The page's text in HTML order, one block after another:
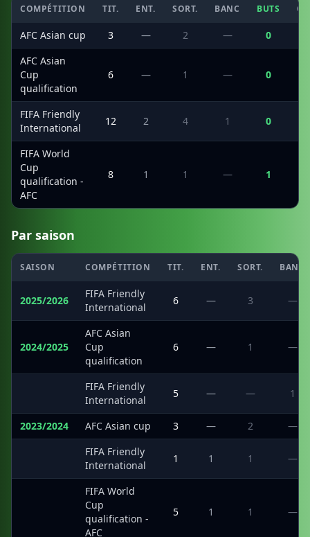
COMPÉTITION TIT. ENT. SORT. BANC BUTS
AFC Asian cup 3 — 2 — 0
AFC Asian
Cup
qualification
6 — 1 — 0
FIFA Friendly
International
12 2 4 1 0
FIFA World
Cup
qualification -
AFC
8 1 1 — 1
Par saison
SAISON COMPÉTITION TIT. ENT. SORT. BANC
2025/2026
FIFA Friendly
International
6 — 3 —
2024/2025
AFC Asian
Cup
qualification
6 — 1 —
FIFA Friendly
International
5 — — 1
2023/2024 AFC Asian cup 3 — 2 —
FIFA Friendly
International
1 1 1 —
FIFA World
Cup
qualification -
AFC
5 1 1 —